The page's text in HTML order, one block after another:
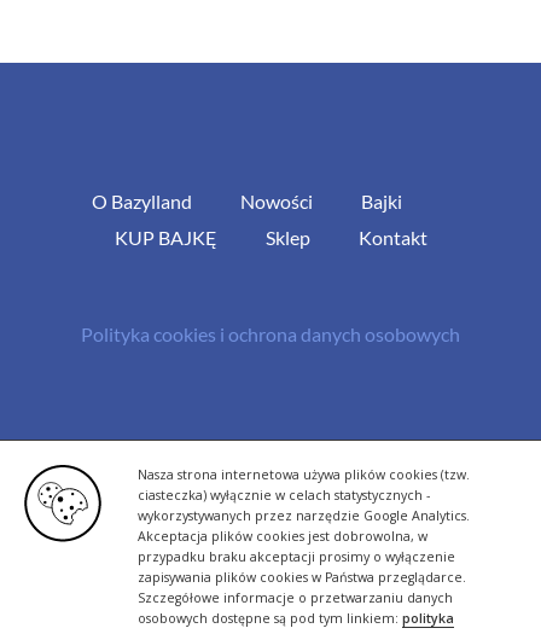
Nasza strona internetowa używa plików cookies (tzw.
ciasteczka) wyłącznie w celach statystycznych -
wykorzystywanych przez narzędzie Google Analytics.
Akceptacja plików cookies jest dobrowolna, w
przypadku braku akceptacji prosimy o wyłączenie
zapisywania plików cookies w Państwa przeglądarce.
Szczegółowe informacje o przetwarzaniu danych
osobowych dostępne są pod tym linkiem: polityka
O Bazylland Nowości
Bajki
KUP BAJKĘ
Sklep Kontakt
Polityka cookies i ochrona danych osobowych
rutyna.pl - tworzenie stron www